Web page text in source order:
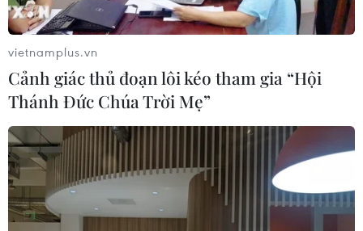
vietnamplus.vn
Cảnh giác thủ đoạn lôi kéo tham gia “Hội
Thánh Đức Chúa Trời Mẹ”